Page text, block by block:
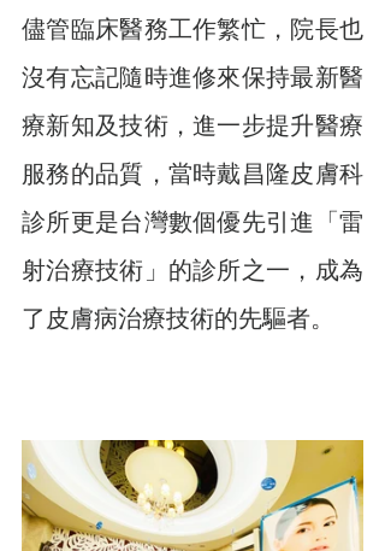
儘管臨床醫務工作繁忙，院長也
沒有忘記隨時進修來保持最新醫
療新知及技術，進一步提升醫療
服務的品質，當時戴昌隆皮膚科
診所更是台灣數個優先引進「雷
射治療技術」的診所之一，成為
了皮膚病治療技術的先驅者。